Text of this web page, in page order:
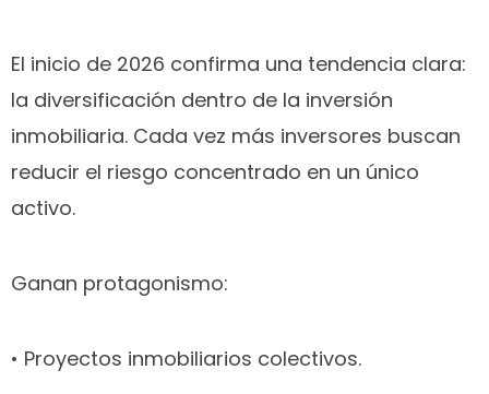
El inicio de 2026 confirma una tendencia clara:
la diversificación dentro de la inversión
inmobiliaria. Cada vez más inversores buscan
reducir el riesgo concentrado en un único
activo.
Ganan protagonismo:
• Proyectos inmobiliarios colectivos.